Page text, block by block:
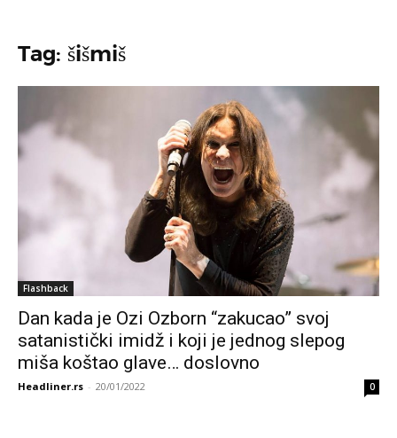
Tag: šišmiš
Flashback
Dan kada je Ozi Ozborn “zakucao” svoj
satanistički imidž i koji je jednog slepog
miša koštao glave… doslovno
Headliner.rs - 20/01/2022 0